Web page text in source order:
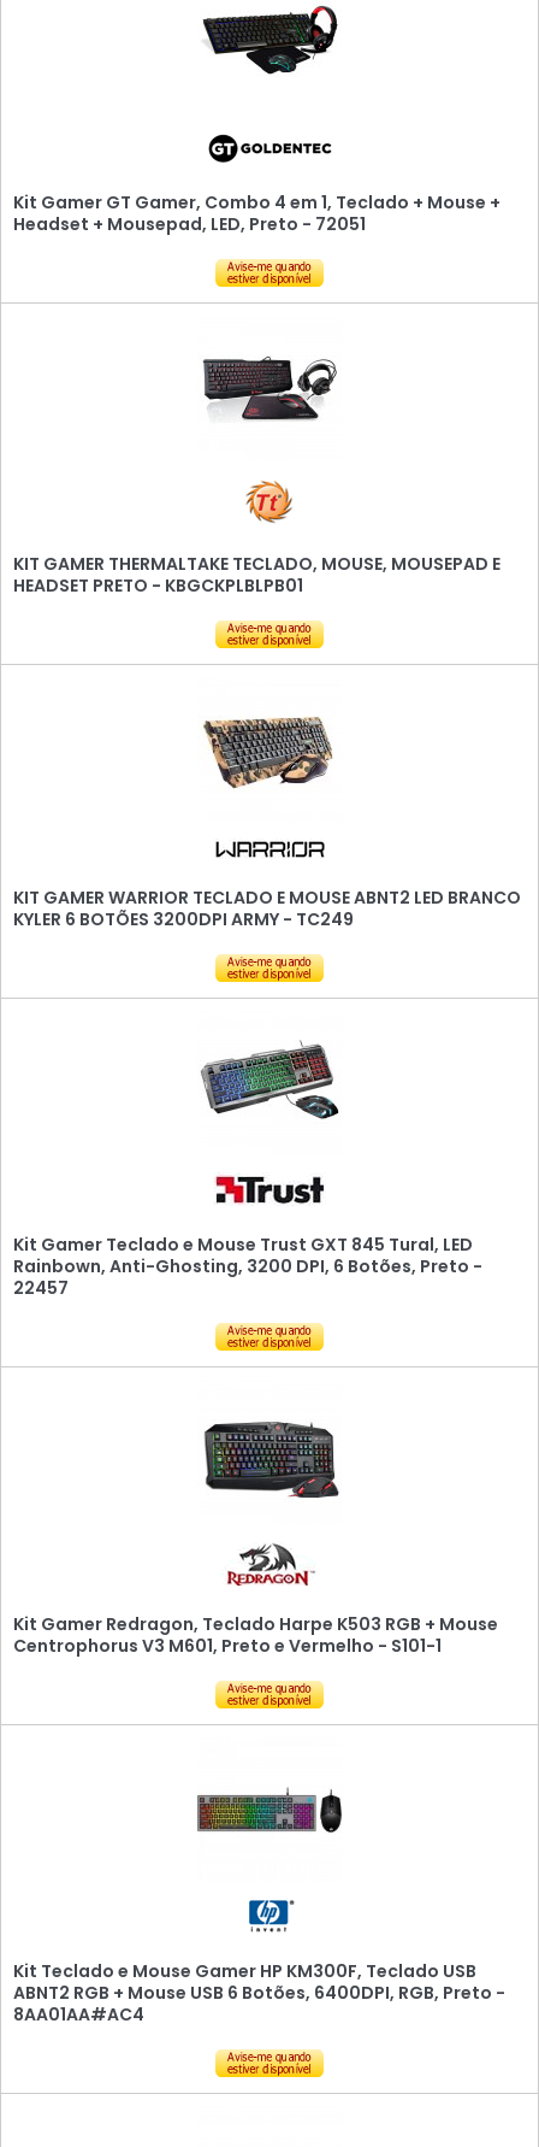
Kit Gamer GT Gamer, Combo 4 em 1, Teclado + Mouse +
Headset + Mousepad, LED, Preto - 72051
KIT GAMER THERMALTAKE TECLADO, MOUSE, MOUSEPAD E
HEADSET PRETO - KBGCKPLBLPB01
KIT GAMER WARRIOR TECLADO E MOUSE ABNT2 LED BRANCO
KYLER 6 BOTÕES 3200DPI ARMY - TC249
Kit Gamer Teclado e Mouse Trust GXT 845 Tural, LED
Rainbown, Anti-Ghosting, 3200 DPI, 6 Botões, Preto -
22457
Kit Gamer Redragon, Teclado Harpe K503 RGB + Mouse
Centrophorus V3 M601, Preto e Vermelho - S101-1
Kit Teclado e Mouse Gamer HP KM300F, Teclado USB
ABNT2 RGB + Mouse USB 6 Botões, 6400DPI, RGB, Preto -
8AA01AA#AC4